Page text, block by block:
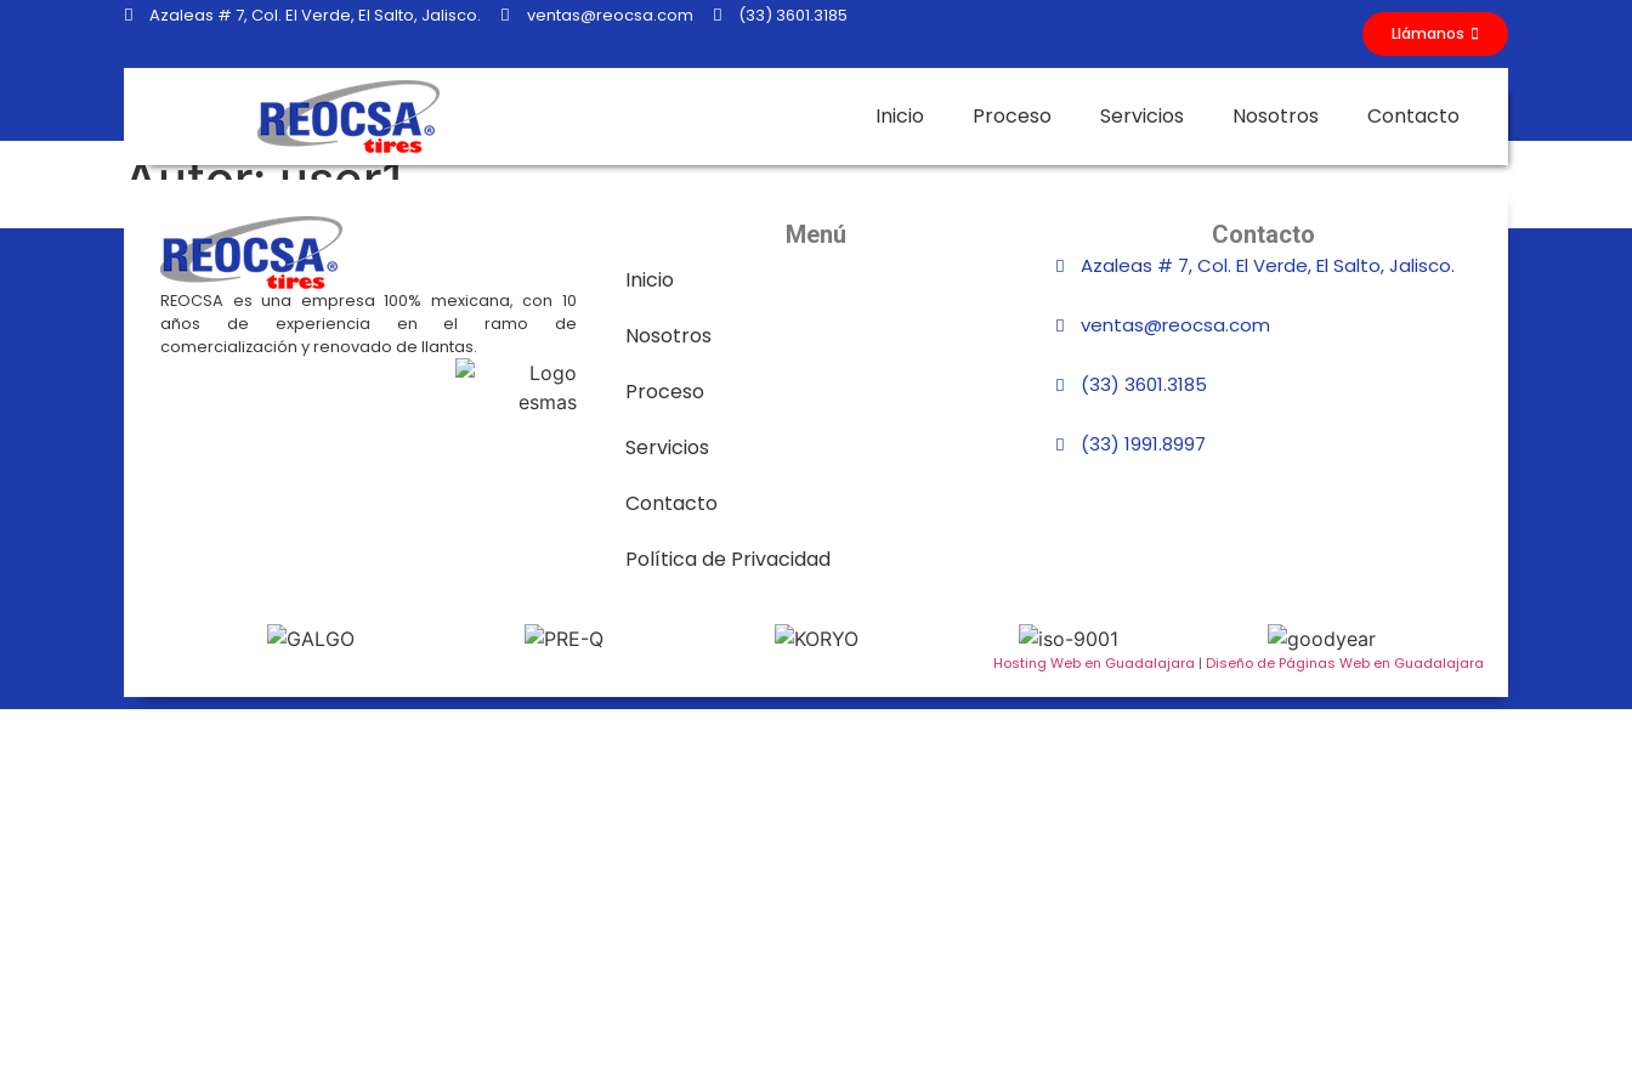
Azaleas # 7, Col. El Verde, El Salto, Jalisco. ventas@reocsa.com (33) 3601.3185
Llámanos
Inicio Proceso Servicios Nosotros Contacto
Autor:user1
REOCSA es una empresa 100% mexicana, con 10
años de experiencia en el ramo de
comercialización y renovado de llantas.
Menú
Inicio
Nosotros
Proceso
Servicios
Contacto
Política de Privacidad
Contacto
Azaleas # 7, Col. El Verde, El Salto, Jalisco.
ventas@reocsa.com
(33) 3601.3185
(33) 1991.8997
Hosting Web en Guadalajara | Diseño de Páginas Web en Guadalajara